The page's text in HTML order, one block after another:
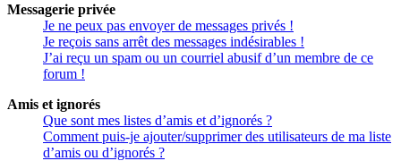
Messagerie privée
Je ne peux pas envoyer de messages privés !
Je reçois sans arrêt des messages indésirables !
J’ai reçu un spam ou un courriel abusif d’un membre de ce
forum !
Amis et ignorés
Que sont mes listes d’amis et d’ignorés ?
Comment puis-je ajouter/supprimer des utilisateurs de ma liste
d’amis ou d’ignorés ?